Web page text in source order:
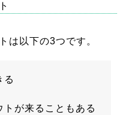
は以下の3つです。
る
が来ることもある